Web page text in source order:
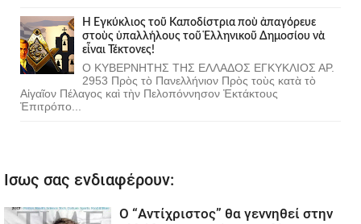
Ἡ Ἐγκύκλιος τοῦ Καποδίστρια ποὺ ἀπαγόρευε
στοὺς ὑπαλλήλους τοῦ Ἑλληνικοῦ Δημοσίου νὰ
εἶναι Τέκτονες!
Ο ΚΥΒΕΡΝΗΤΗΣ ΤΗΣ ΕΛΛΑΔΟΣ ΕΓΚΥΚΛΙΟΣ ΑΡ.
2953 Πρὸς τὸ Πανελλήνιον Πρὸς τοὺς κατὰ τὸ
Αἰγαῖον Πέλαγος καὶ τὴν Πελοπόννησον Ἐκτάκτους
Ἐπιτρόπο...